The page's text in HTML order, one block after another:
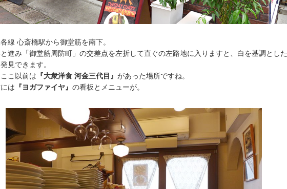
線 心斎橋駅から御堂筋を南下。
進み「御堂筋周防町」の交差点を左折して直ぐの左路地に入りますと、白を基調とした
見できます。
こ以前は 『大衆洋食 河金三代目』 があった場所ですね。
は 『ヨガファイヤ』 の看板とメニューが。